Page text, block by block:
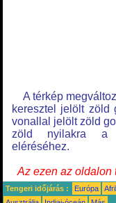
A térkép
keresztel jelölt zöld
vonallal jelölt zöld
zöld nyilakra a
eléréséhez.
Az ezen az oldalon
Tengeri időjárás : Európa